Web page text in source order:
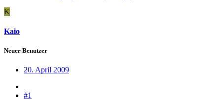
K
Kaio
Neuer Benutzer
20. April 2009
#1